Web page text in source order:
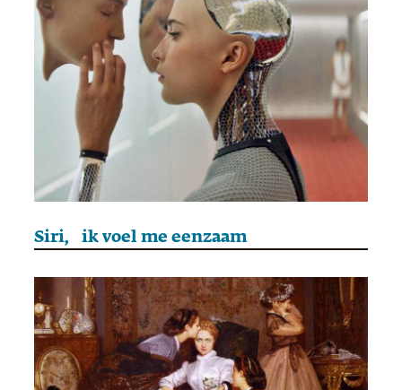
Siri, ik voel me eenzaam